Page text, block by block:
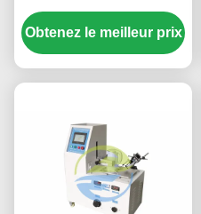
tests d'augmentation de
la température des
appareils électriques et
Obtenez le meilleur prix